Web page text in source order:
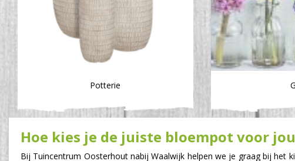
Potterie
Hoe kies je de juiste bloempot voor
Bij Tuincentrum Oosterhout nabij Waalwijk helpen we je graag bij